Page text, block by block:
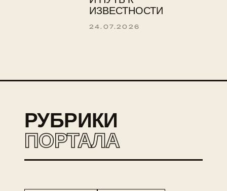
ИЗВЕСТНОСТИ
24.07.2026
РУБРИКИ
ПОРТАЛА